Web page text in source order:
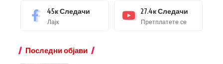
45кСледачи
Лајк
27.4кСледачи
Претплатете се
Последни објави